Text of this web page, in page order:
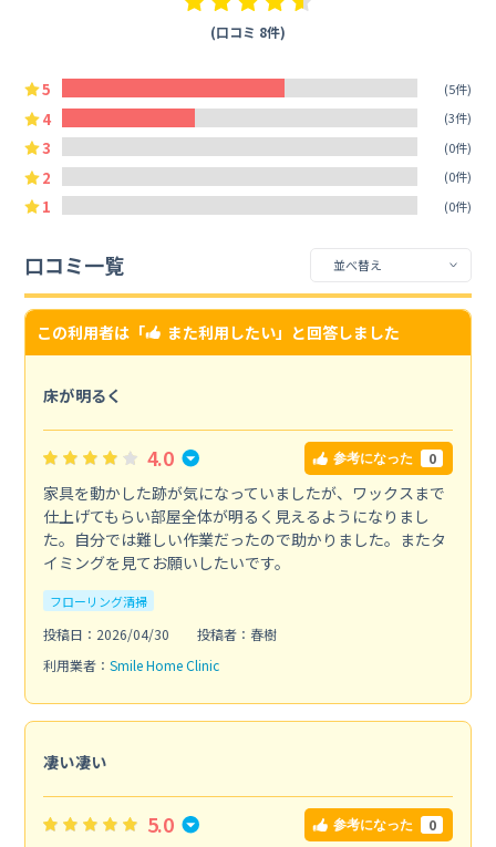
(口コミ 8件)
5 (5件)
4 (3件)
3 (0件)
2 (0件)
1 (0件)
口コミ一覧
この利用者は「 また利用したい」と回答しました
床が明るく
4.0 参考になった 0
家具を動かした跡が気になっていましたが、ワックスまで
仕上げてもらい部屋全体が明るく見えるようになりまし
た。自分では難しい作業だったので助かりました。またタ
イミングを見てお願いしたいです。
フローリング清掃
投稿日：2026/04/30
投稿者：春樹
利用業者： Smile Home Clinic
凄い凄い
5.0 参考になった 0